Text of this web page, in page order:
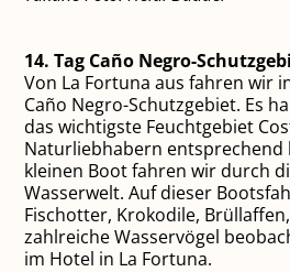
14. Tag Caño Negro-
Von La Fortuna aus fahren wir
Caño Negro-Schutzgebiet. Es
das wichtigste Feuchtgebiet
Naturliebhabern entsprechend
kleinen Boot fahren wir durch
Wasserwelt. Auf dieser
Fischotter, Krokodile,
zahlreiche Wasservögel
im Hotel in La Fortuna.